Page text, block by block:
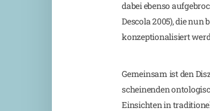
dabei ebenso
Descola 2005), die
konzeptionalisiert
Gemeinsam ist den
scheinenden
Einsichten in